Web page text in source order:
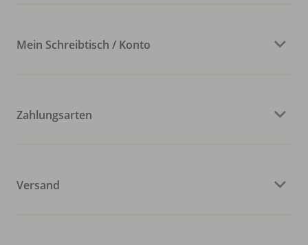
Mein Schreibtisch / Konto
Zahlungsarten
Versand